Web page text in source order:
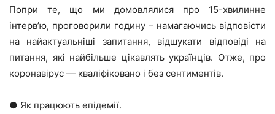
Попри те, що ми домовлялися про 15-хвилинне
інтерв’ю, проговорили годину – намагаючись відповісти
на найактуальніші запитання, відшукати відповіді на
питання, які найбільше цікавлять українців. Отже, про
коронавірус — кваліфіковано і без сентиментів.
● Як працюють епідемії.